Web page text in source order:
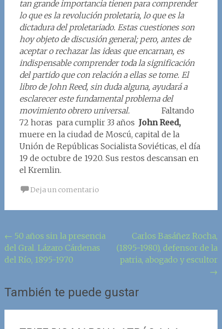
tan grande importancia tienen para comprender
lo que es la revolución proletaria, lo que es la
dictadura del proletariado. Estas cuestiones son
hoy objeto de discusión general; pero, antes de
aceptar o rechazar las ideas que encarnan, es
indispensable comprender toda la significación
del partido que con relación a ellas se tome. El
libro de John Reed, sin duda alguna, ayudará a
esclarecer este fundamental problema del
movimiento obrero universal.
Faltando
72 horas para cumplir 33 años John Reed,
muere en la ciudad de Moscú, capital de la
Unión de Repúblicas Socialista Soviéticas, el día
19 de octubre de 1920. Sus restos descansan en
el Kremlin.
Deja un comentario
Navegación
de
entrada
← 50 años sin la presencia
del Gral. Lázaro Cárdenas
del Río, 1895-1970
Carlos Basáñez Rocha,
(1895-1980), defensor de la
patria, abogado y escultor
→
También te puede gustar